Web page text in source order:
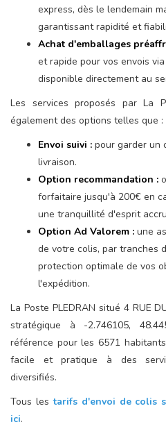
express, dès le lendemain
garantissant rapidité et
Achat d'emballages
et rapide pour vos envois
disponible directement au
Les services proposés par La
également des options telles que :
Envoi suivi : pour garder un
livraison.
Option recommandation :
forfaitaire jusqu'à 200€ en
une tranquillité d'esprit
Option Ad Valorem : une
de votre colis, par tranches
protection optimale de vos
l'expédition.
La Poste PLEDRAN situé 4 RUE
stratégique à -2.746105,
référence pour les 6571
facile et pratique à des
diversifiés.
Tous lestarifs d'envoi de colis
ici.